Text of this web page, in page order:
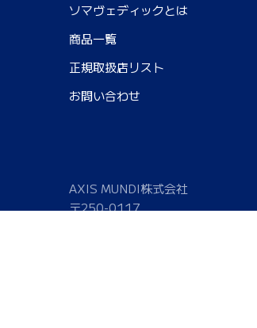
ソマヴェディックとは
商品一覧
正規取扱店リスト
お問い合わせ
AXIS MUNDI株式会社
〒250-0117